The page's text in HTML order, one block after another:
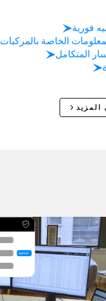
فورية
الخاصة بالمركبات
المتكامل